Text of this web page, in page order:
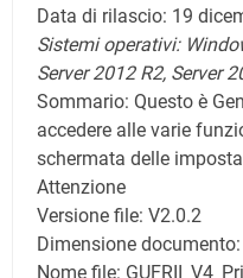
Data di rilascio: 19
Sistemi operativi:
Server 2012 R2, Server
Sommario: Questo è
accedere alle varie
schermata delle
Attenzione
Versione file: V2.0.2
Dimensione
Nome file: